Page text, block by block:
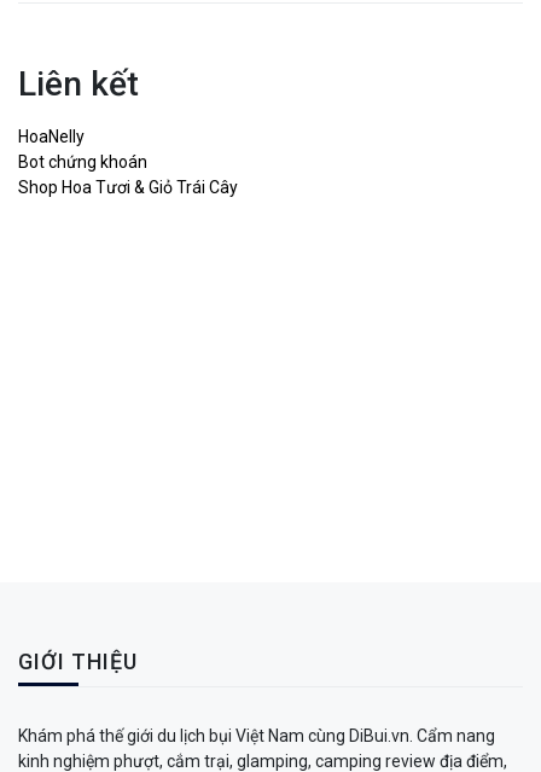
Liên kết
HoaNelly
Bot chứng khoán
Shop Hoa Tươi & Giỏ Trái Cây
GIỚI THIỆU
Khám phá thế giới du lịch bụi Việt Nam cùng DiBui.vn. Cẩm nang
kinh nghiệm phượt, cắm trại, glamping, camping review địa điểm,